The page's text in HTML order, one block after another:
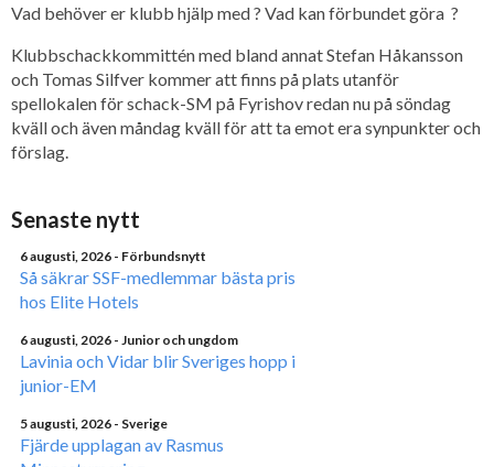
Vad behöver er klubb hjälp med ? Vad kan förbundet göra ?
Klubbschackkommittén med bland annat Stefan Håkansson
och Tomas Silfver kommer att finns på plats utanför
spellokalen för schack-SM på Fyrishov redan nu på söndag
kväll och även måndag kväll för att ta emot era synpunkter och
förslag.
Senaste nytt
6 augusti, 2026 - Förbundsnytt
Så säkrar SSF-medlemmar bästa pris
hos Elite Hotels
6 augusti, 2026 - Junior och ungdom
Lavinia och Vidar blir Sveriges hopp i
junior-EM
5 augusti, 2026 - Sverige
Fjärde upplagan av Rasmus